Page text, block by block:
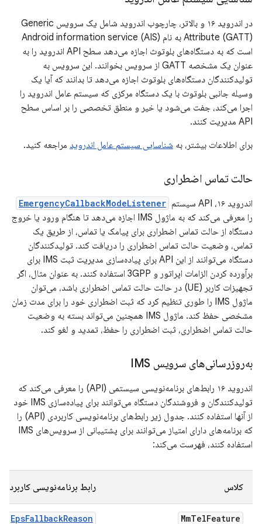
در اندروید ۱۶ و بالاتر، چارچوب اندروید شامل یک سرویس Generic
Attribute (GATT) به نام Android information service (AIS)
است که به دستگاه‌های بلوتوث اجازه می‌دهد سطح API اندروید را به
عنوان یک مشخصه GATT از سرویس بخوانند. این سرویس به
تولیدکنندگان دستگاه‌های بلوتوث اجازه می‌دهد تا بدانند که آیا یک
وسیله جانبی بلوتوث با یک دستگاه مرکزی که سیستم عامل اندروید را
اجرا می‌کند، جفت می‌شود یا خیر و منطق تخصصی را بر اساس سطح
API مدیریت کنند.
برای اطلاعات بیشتر، به شناسایی سیستم عامل اندروید مراجعه کنید.
حالت تماس اضطراری
اندروید ۱۶، API سیستم EmergencyCallbackModeListener
را معرفی می‌کند که به ماژول IMS اجازه می‌دهد تا هنگام ورود یا خروج
دستگاه از حالت تماس اضطراری برای پیامک یا تماس، از طریق یک
تماس، وضعیت حالت تماس اضطراری را دریافت کند. تولیدکنندگان
دستگاه می‌توانند از این API برای پیاده‌سازی مدیریت ثبت IMS برای
برآورده کردن الزامات اپراتور و 3GPP استفاده کنند. به عنوان مثال، اگر
تجهیزات کاربر (UE) در حالت حالت تماس اضطراری باشد، می‌توان
ماژول IMS را طوری تنظیم کرد که ثبت اضطراری خود را برای مدت زمان
مشخصی حفظ کند. ماژول IMS همچنین می‌تواند بسته به وضعیت
حالت تماس اضطراری، ثبت اضطراری را حفظ، تمدید و لغو کند.
به‌روزرسانی‌های سرویس IMS
اندروید ۱۶ رابط‌های برنامه‌نویسی سیستمی (API) را معرفی می‌کند که
تولیدکنندگان و فروشندگان دستگاه می‌توانند برای پیاده‌سازی IMS خود
از آنها استفاده کنند. جدول زیر رابط‌های برنامه‌نویسی کاربردی (API) را
که برنامه‌های دارای امتیاز می‌توانند برای پشتیبانی از سرویس‌های IMS
استفاده کنند، فهرست می‌کند:
کلاس رابط برنامه‌نویسی کاربردی
MmTelFeature
EpsFallbackReason